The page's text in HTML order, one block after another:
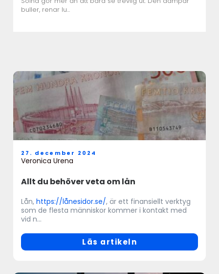
buller, renar lu...
Allt du behöver veta om lån
27. december 2024
Veronica Urena
Lån, https://lånesidor.se/, är ett finansiellt verktyg
som de flesta människor kommer i kontakt med
vid n...
Läs artikeln